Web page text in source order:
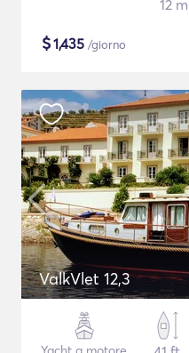
12 m
$1,435 /giorno
ValkVlet 12,3